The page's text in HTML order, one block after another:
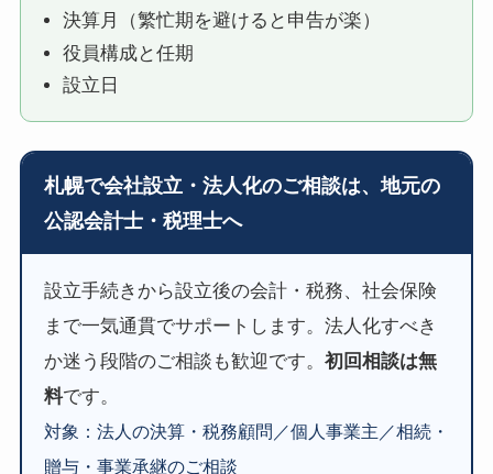
決算月（繁忙期を避けると申告が楽）
役員構成と任期
設立日
札幌で会社設立・法人化のご相談は、地元の
公認会計士・税理士へ
設立手続きから設立後の会計・税務、社会保険
まで一気通貫でサポートします。法人化すべき
か迷う段階のご相談も歓迎です。 初回相談は無
料です。
対象：法人の決算・税務顧問／個人事業主／相続・
贈与・事業承継のご相談